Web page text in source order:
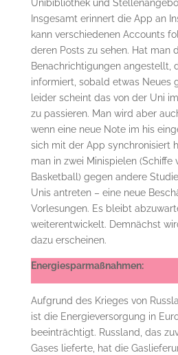
Unibibliothek und
Insgesamt erinnert die App an
kann verschiedenen Accounts
deren Posts zu sehen. Hat man
Benachrichtigungen angestellt,
informiert, sobald etwas Neues
leider scheint das von der Uni
zu passieren. Man wird aber
wenn eine neue Note im his
sich mit der App synchronisiert
man in zwei Minispielen (Schiffe
Basketball) gegen andere
Unis antreten – eine neue
Vorlesungen. Es bleibt
weiterentwickelt. Demnächst
dazu erscheinen.
Energiesparmaßnahmen:
Aufgrund des Krieges von
ist die Energieversorgung in
beeinträchtigt. Russland, das
Gases lieferte, hat die